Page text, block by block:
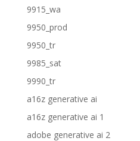
9915_wa
9950_prod
9950_tr
9985_sat
9990_tr
a16z generative ai
a16z generative ai 1
adobe generative ai 2